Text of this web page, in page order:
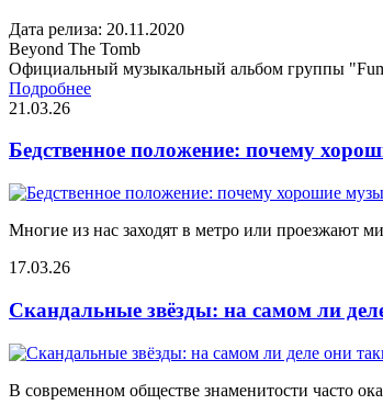
Дата релиза: 20.11.2020
Beyond The Tomb
Официальный музыкальный альбом группы
Подробнее
21.03.26
Бедственное положение: почему
Многие из нас заходят в метро или проезжают
17.03.26
Скандальные звёзды: на самом ли
В современном обществе знаменитости часто